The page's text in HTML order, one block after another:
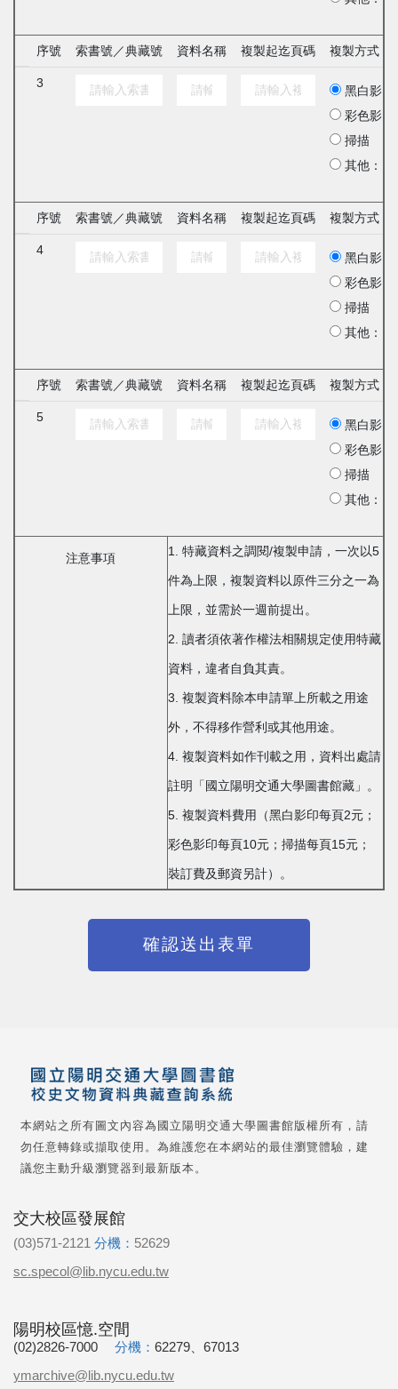
序號 索書號／典藏號 資料名稱 複製起迄頁碼 複製方式
3
黑白影印
彩色影印
掃描
其他：
序號 索書號／典藏號 資料名稱 複製起迄頁碼 複製方式
4
黑白影印
彩色影印
掃描
其他：
序號 索書號／典藏號 資料名稱 複製起迄頁碼 複製方式
5
黑白影印
彩色影印
掃描
其他：
注意事項
1. 特藏資料之調閱/複製申請，一次以5
件為上限，複製資料以原件三分之一為
上限，並需於一週前提出。
2. 讀者須依著作權法相關規定使用特藏
資料，違者自負其責。
3. 複製資料除本申請單上所載之用途
外，不得移作營利或其他用途。
4. 複製資料如作刊載之用，資料出處請
註明「國立陽明交通大學圖書館藏」。
5. 複製資料費用（黑白影印每頁2元；
彩色影印每頁10元；掃描每頁15元；
裝訂費及郵資另計）。
本網站之所有圖文內容為國立陽明交通大學圖書館版權所有，請
勿任意轉錄或擷取使用。為維護您在本網站的最佳瀏覽體驗，建
議您主動升級瀏覽器到最新版本。
交大校區發展館
(03)571-2121 分機： 52629
sc.specol@lib.nycu.edu.tw
陽明校區憶.空間
(02)2826-7000 分機： 62279、67013
ymarchive@lib.nycu.edu.tw